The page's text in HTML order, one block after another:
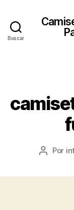
Buscar
Autor
Por